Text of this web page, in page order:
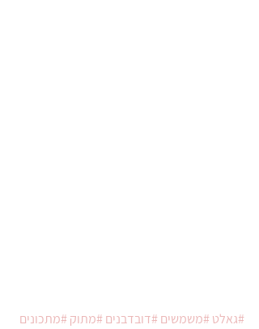
#גאלט#משמשים#דובדבנים#מתוק#מתכונים